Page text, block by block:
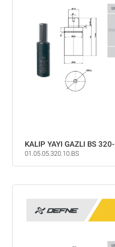
KALIP YAYI GAZLI BS
01.05.05.320.10.BS